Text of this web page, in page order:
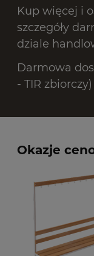
Kup więcej i
szczegóły
dziale
Darmowa
- TIR
Okazje